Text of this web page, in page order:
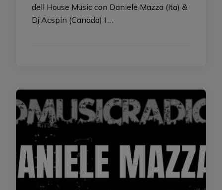
dell House Music con Daniele Mazza (Ita) &
Dj Acspin (Canada) I …